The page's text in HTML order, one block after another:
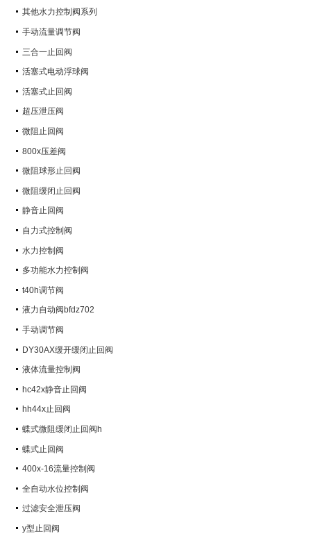
其他水力控制阀系列
手动流量调节阀
三合一止回阀
活塞式电动浮球阀
活塞式止回阀
超压泄压阀
微阻止回阀
800x压差阀
微阻球形止回阀
微阻缓闭止回阀
静音止回阀
自力式控制阀
水力控制阀
多功能水力控制阀
t40h调节阀
液力自动阀bfdz702
手动调节阀
DY30AX缓开缓闭止回阀
液体流量控制阀
hc42x静音止回阀
hh44x止回阀
蝶式微阻缓闭止回阀h
蝶式止回阀
400x-16流量控制阀
全自动水位控制阀
过滤安全泄压阀
y型止回阀